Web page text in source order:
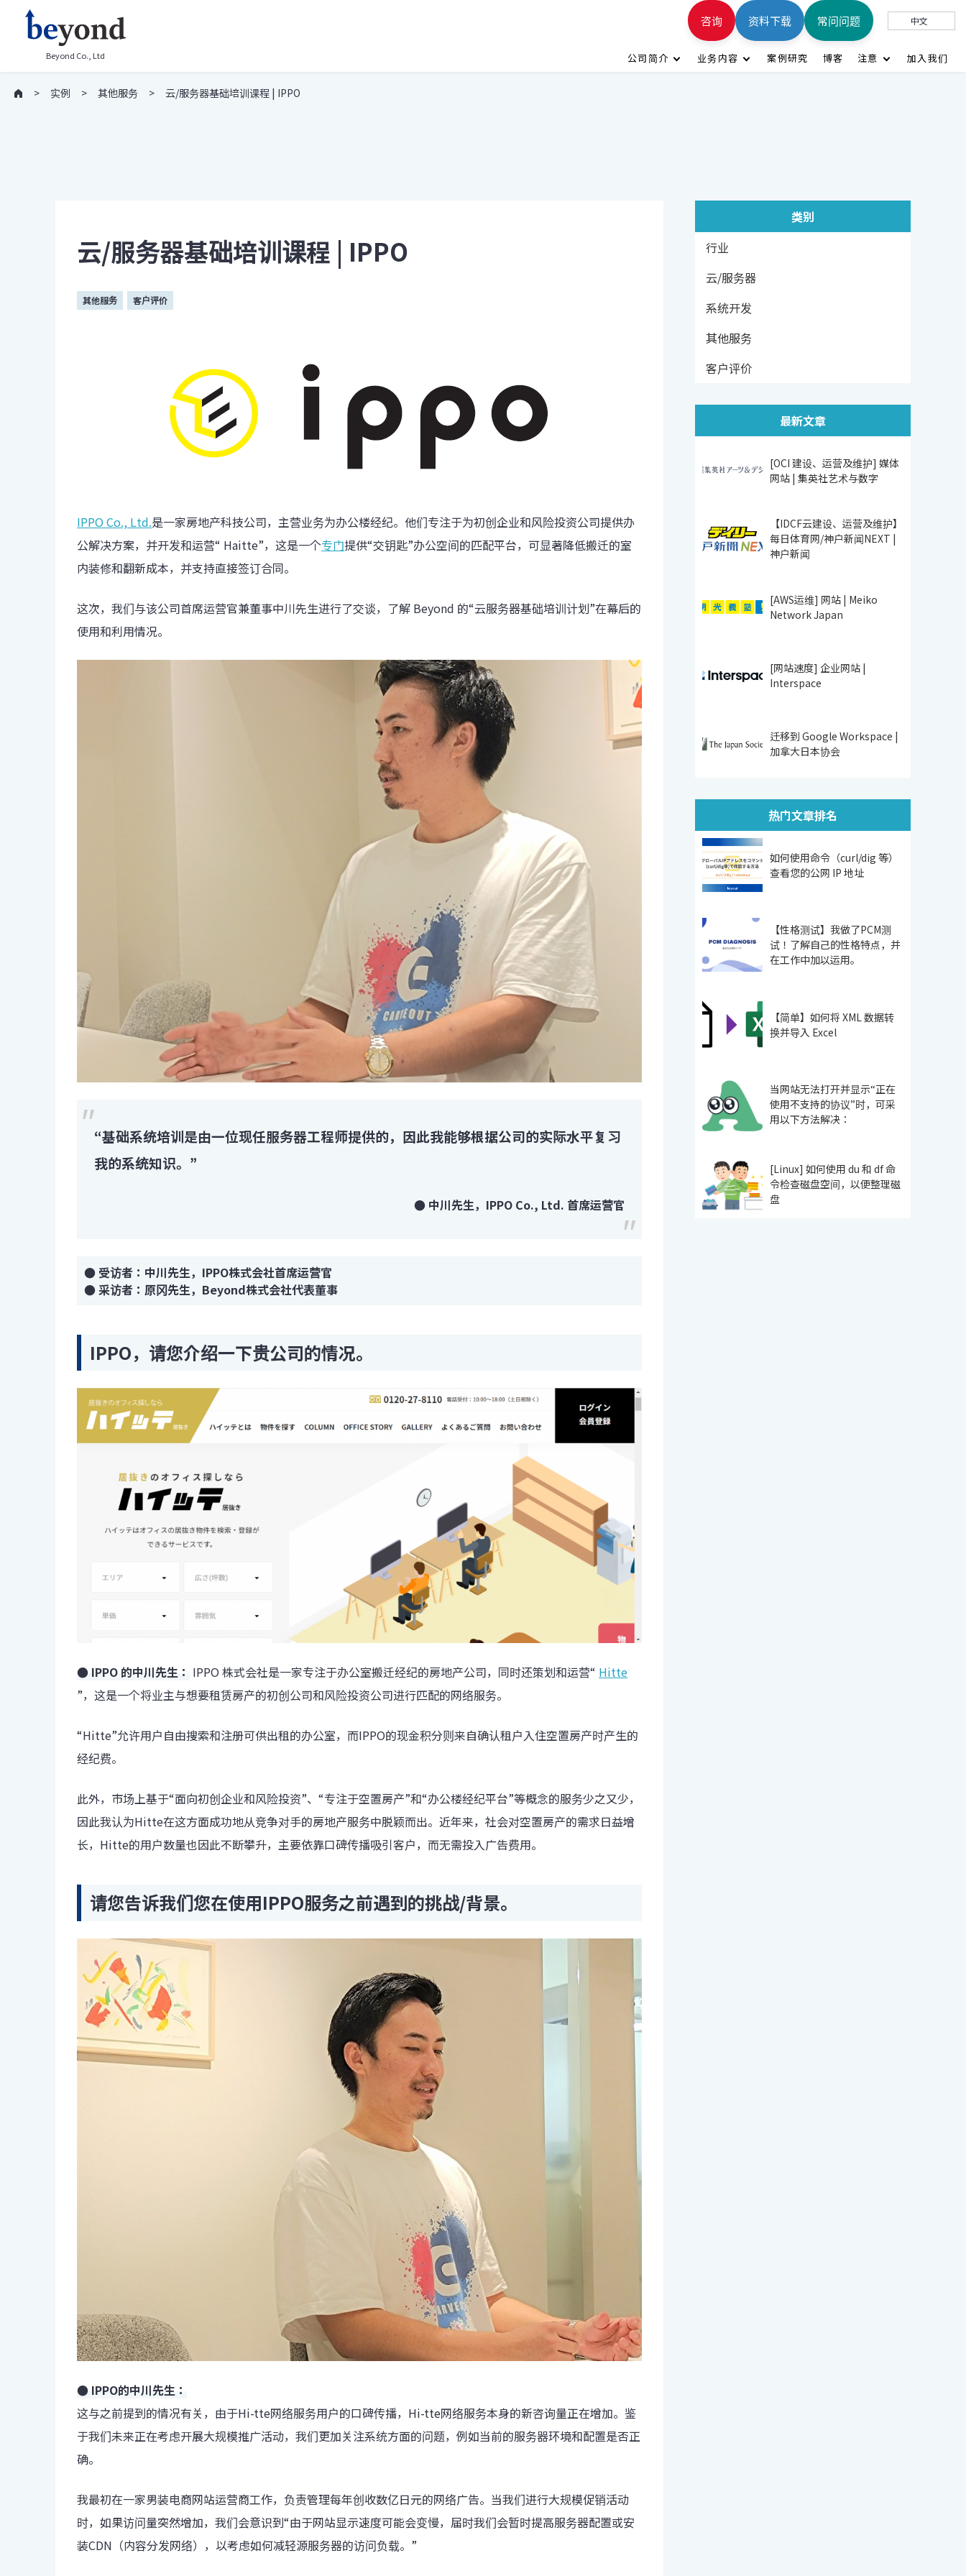
Beyond Co., Ltd 公司简介 业务内容 案例研究 博客 注意 加入我们
咨询 资料下载 常问问题 中文
实例 其他服务 云/服务器基础培训课程 | IPPO
云/服务器基础培训课程 | IPPO
其他服务 客户评价
IPPO Co., Ltd.是一家房地产科技公司，主营业务为办公楼经纪。他们专注于为初创企业和风险投资公司提供办
公解决方案，并开发和运营“ Haitte”，这是一个专门提供“交钥匙”办公空间的匹配平台，可显著降低搬迁的室
内装修和翻新成本，并支持直接签订合同。
这次，我们与该公司首席运营官兼董事中川先生进行了交谈，了解 Beyond 的“云服务器基础培训计划”在幕后的
使用和利用情况。
“基础系统培训是由一位现任服务器工程师提供的，因此我能够根据公司的实际水平复习
我的系统知识。”
● 中川先生，IPPO Co., Ltd. 首席运营官
● 受访者：中川先生，IPPO株式会社首席运营官
● 采访者：原冈先生，Beyond株式会社代表董事
IPPO，请您介绍一下贵公司的情况。
● IPPO 的中川先生： IPPO 株式会社是一家专注于办公室搬迁经纪的房地产公司，同时还策划和运营“ Hitte
”，这是一个将业主与想要租赁房产的初创公司和风险投资公司进行匹配的网络服务。
“Hitte”允许用户自由搜索和注册可供出租的办公室，而IPPO的现金积分则来自确认租户入住空置房产时产生的
经纪费。
此外，市场上基于“面向初创企业和风险投资”、“专注于空置房产”和“办公楼经纪平台”等概念的服务少之又少，
因此我认为Hitte在这方面成功地从竞争对手的房地产服务中脱颖而出。近年来，社会对空置房产的需求日益增
长，Hitte的用户数量也因此不断攀升，主要依靠口碑传播吸引客户，而无需投入广告费用。
请您告诉我们您在使用IPPO服务之前遇到的挑战/背景。
● IPPO的中川先生：
这与之前提到的情况有关，由于Hi-tte网络服务用户的口碑传播，Hi-tte网络服务本身的新咨询量正在增加。鉴
于我们未来正在考虑开展大规模推广活动，我们更加关注系统方面的问题，例如当前的服务器环境和配置是否正
确。
我最初在一家男装电商网站运营商工作，负责管理每年创收数亿日元的网络广告。当我们进行大规模促销活动
时，如果访问量突然增加，我们会意识到“由于网站显示速度可能会变慢，届时我们会暂时提高服务器配置或安
装CDN（内容分发网络），以考虑如何减轻源服务器的访问负载。”
类别
行业
云/服务器
系统开发
其他服务
客户评价
最新文章
[OCI 建设、运营及维护] 媒体
网站 | 集英社艺术与数字
【IDCF云建设、运营及维护】
每日体育网/神户新闻NEXT |
神户新闻
[AWS运维] 网站 | Meiko
Network Japan
[网站速度] 企业网站 |
Interspace
迁移到 Google Workspace |
加拿大日本协会
热门文章排名
如何使用命令（curl/dig 等）
查看您的公网 IP 地址
【性格测试】我做了PCM测
试！了解自己的性格特点，并
在工作中加以运用。
【简单】如何将 XML 数据转
换并导入 Excel
当网站无法打开并显示“正在
使用不支持的协议”时，可采
用以下方法解决：
[Linux] 如何使用 du 和 df 命
令检查磁盘空间，以便整理磁
盘